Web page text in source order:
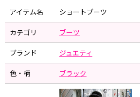
アイテム名 ショートブーツ
カテゴリ ブーツ
ブランド ジュエティ
色・柄 ブラック